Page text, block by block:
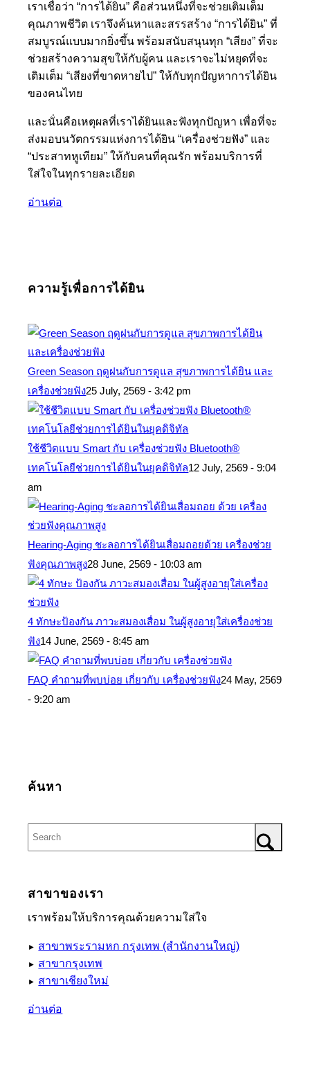
เราเชื่อว่า “การได้ยิน” คือส่วนหนึ่งที่จะช่วยเติมเต็ม
คุณภาพชีวิต เราจึงค้นหาและสรรสร้าง “การได้ยิน” ที่
สมบูรณ์แบบมากยิ่งขึ้น พร้อมสนับสนุนทุก “เสียง” ที่จะ
ช่วยสร้างความสุขให้กับผู้คน และเราจะไม่หยุดที่จะ
เติมเต็ม “เสียงที่ขาดหายไป” ให้กับทุกปัญหาการได้ยิน
ของคนไทย
และนั่นคือเหตุผลที่เราได้ยินและฟังทุกปัญหา เพื่อที่จะ
ส่งมอบนวัตกรรมแห่งการได้ยิน “เครื่องช่วยฟัง” และ
“ประสาทหูเทียม” ให้กับคนที่คุณรัก พร้อมบริการที่
ใส่ใจในทุกรายละเอียด
อ่านต่อ
ความรู้เพื่อการได้ยิน
Green Season ฤดูฝนกับการดูแล สุขภาพการได้ยิน และ
เครื่องช่วยฟัง25 July, 2569 - 3:42 pm
ใช้ชีวิตแบบ Smart กับ เครื่องช่วยฟัง Bluetooth®
เทคโนโลยีช่วยการได้ยินในยุคดิจิทัล12 July, 2569 - 9:04
am
Hearing-Aging ชะลอการได้ยินเสื่อมถอยด้วย เครื่องช่วย
ฟังคุณภาพสูง28 June, 2569 - 10:03 am
4 ทักษะป้องกัน ภาวะสมองเสื่อม ในผู้สูงอายุใส่เครื่องช่วย
ฟัง14 June, 2569 - 8:45 am
FAQ คำถามที่พบบ่อย เกี่ยวกับ เครื่องช่วยฟัง24 May, 2569
- 9:20 am
ค้นหา
สาขาของเรา
เราพร้อมให้บริการคุณด้วยความใส่ใจ
► สาขาพระรามหก กรุงเทพ (สำนักงานใหญ่)
► สาขากรุงเทพ
► สาขาเชียงใหม่
อ่านต่อ